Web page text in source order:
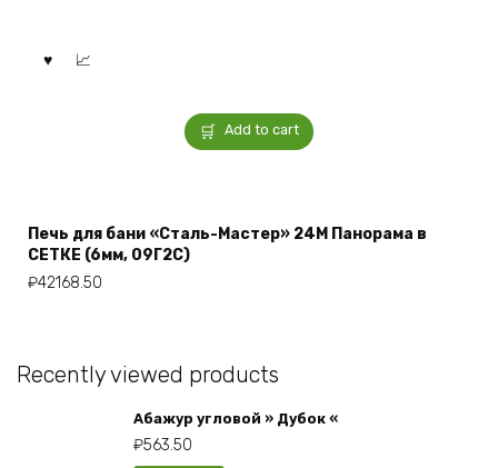
Add to cart
Печь для бани «Сталь-Мастер» 24M Панорама в
СЕТКЕ (6мм, 09Г2С)
₽42168.50
Recently viewed products
Абажур угловой » Дубок «
₽563.50